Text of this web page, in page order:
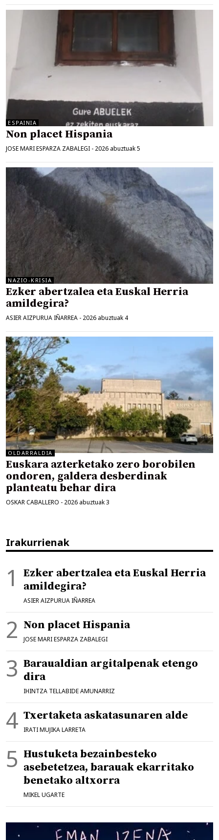
ESPAINIA
Non placet Hispania
JOSE MARI ESPARZA ZABALEGI - 2026 abuztuak 5
NAZIO-KRISIA
Ezker abertzalea eta Euskal Herria
amildegira?
ASIER AIZPURUA IÑARREA - 2026 abuztuak 4
OLDARRALDIA
Euskara azterketako zero borobilen
ondoren, galdera desberdinak
planteatu behar dira
OSKAR CABALLERO - 2026 abuztuak 3
Irakurrienak
Ezker abertzalea eta Euskal Herria
amildegira?
ASIER AIZPURUA IÑARREA
Non placet Hispania
JOSE MARI ESPARZA ZABALEGI
Baraualdian argitalpenak etengo
dira
IHINTZA TELLABIDE AMUNARRIZ
Txertaketa askatasunaren alde
IRATI MUJIKA LARRETA
Hustuketa bezainbesteko
asebetetzea, barauak ekarritako
benetako altxorra
MIKEL UGARTE